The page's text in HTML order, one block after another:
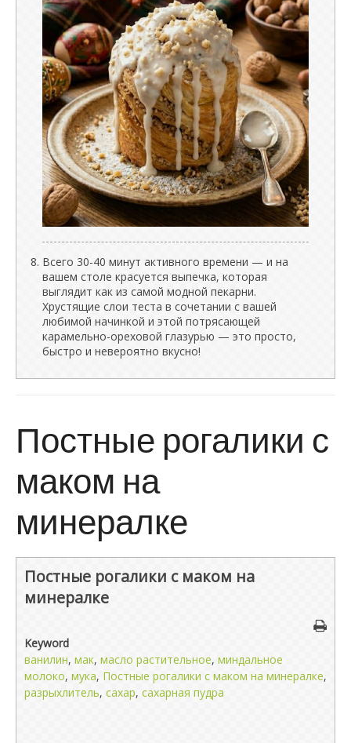
Всего 30-40 минут активного времени — и на
вашем столе красуется выпечка, которая
выглядит как из самой модной пекарни.
Хрустящие слои теста в сочетании с вашей
любимой начинкой и этой потрясающей
карамельно-ореховой глазурью — это просто,
быстро и невероятно вкусно!
Постные рогалики с
маком на
минералке
Постные рогалики с маком на
минералке
Keyword
ванилин, мак, масло растительное, миндальное
молоко, мука, Постные рогалики с маком на минералке,
разрыхлитель, сахар, сахарная пудра